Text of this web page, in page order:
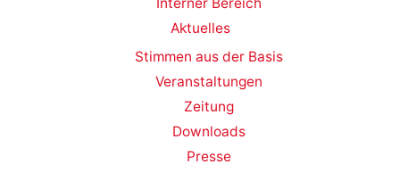
Interner Bereich
Aktuelles
Stimmen aus der Basis
Veranstaltungen
Zeitung
Downloads
Presse